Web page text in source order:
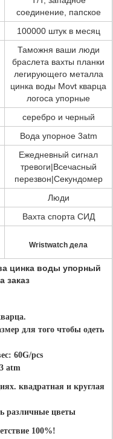
соединение, папское
100000 штук в месяц
Таможня ваши люди
браслета вахты планки
легирующего металла
цинка воды Movt кварца
логоса упорные
серебро и черный
Вода упорное 3atm
Ежедневный сигнал
тревоги|Всечасный
перезвон|Секундомер
Люди
Вахта спорта СИД
Wristwatch дела
цинка воды упорный
заказ
для того чтобы одеть
60G/pcs
atm
квадратная и круглая
различные цветы
100%!